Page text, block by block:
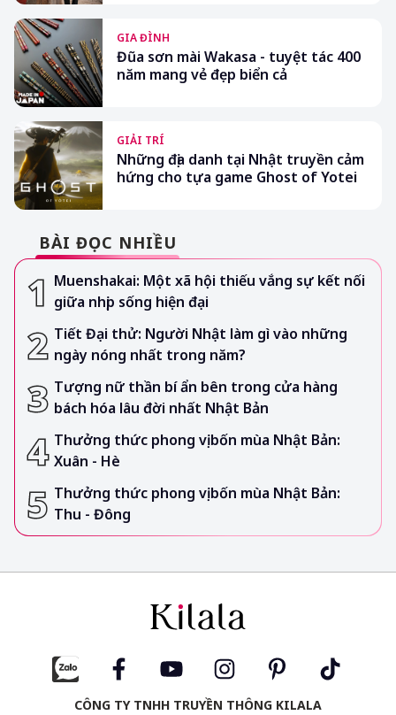
GIA ĐÌNH
Đũa sơn mài Wakasa - tuyệt tác 400
năm mang vẻ đẹp biển cả
GIẢI TRÍ
Những địa danh tại Nhật truyền cảm
hứng cho tựa game Ghost of Yotei
BÀI ĐỌC NHIỀU
Muenshakai: Một xã hội thiếu vắng sự kết nối
giữa nhịp sống hiện đại
Tiết Đại thử: Người Nhật làm gì vào những
ngày nóng nhất trong năm?
Tượng nữ thần bí ẩn bên trong cửa hàng
bách hóa lâu đời nhất Nhật Bản
Thưởng thức phong vị bốn mùa Nhật Bản:
Xuân - Hè
Thưởng thức phong vị bốn mùa Nhật Bản:
Thu - Đông
CÔNG TY TNHH TRUYỀN THÔNG KILALA